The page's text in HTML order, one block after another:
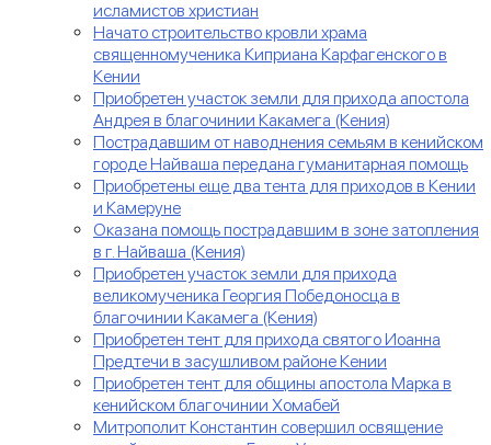
исламистов христиан
Начато строительство кровли храма
священномученика Киприана Карфагенского в
Кении
Приобретен участок земли для прихода апостола
Андрея в благочинии Какамега (Кения)
Пострадавшим от наводнения семьям в кенийском
городе Найваша передана гуманитарная помощь
Приобретены еще два тента для приходов в Кении
и Камеруне
Оказана помощь пострадавшим в зоне затопления
в г. Найваша (Кения)
Приобретен участок земли для прихода
великомученика Георгия Победоносца в
благочинии Какамега (Кения)
Приобретен тент для прихода святого Иоанна
Предтечи в засушливом районе Кении
Приобретен тент для общины апостола Марка в
кенийском благочинии Хомабей
Митрополит Константин совершил освящение